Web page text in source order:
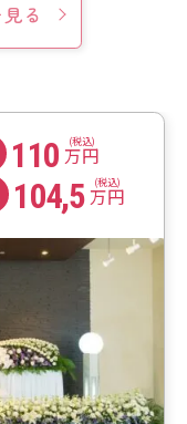
る
110 (税込)
万円
104,5 (税込)
万円